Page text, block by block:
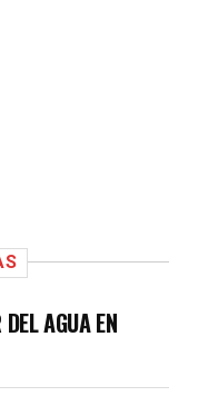
AGUA EN